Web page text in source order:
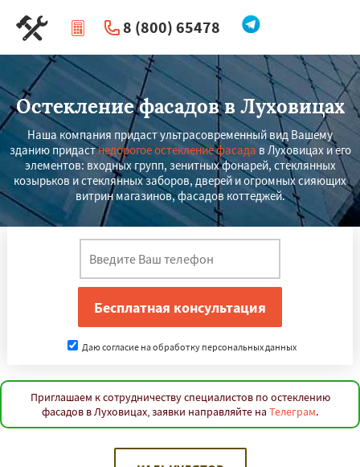
8 (800) 65478
| Перезвоните мне
Остекление фасадов в Луховицах
Наша компания придаст ультрасовременный вид Вашему
зданию придастнедорогое остекление фасада в Луховицах и его
элементов: входных групп, зенитных фонарей, стеклянных
козырьков и стеклянных заборов, дверей и огромных сияющих
витрин магазинов, фасадов коттеджей.
Даю согласие на обработку персональных данных
Приглашаем к сотрудничеству специалистов по остеклению
фасадов в Луховицах, заявки направляйте на Телеграм.